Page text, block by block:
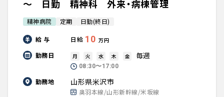
～ 日勤 精神科 外来・病棟管理
精神病院 定期 日勤(終日)
給 与 日給 10 万円
勤務日 月 火 水 木 金 毎週
08:30〜17:00
勤務地 山形県米沢市
奥羽本線/山形新幹線/米坂線